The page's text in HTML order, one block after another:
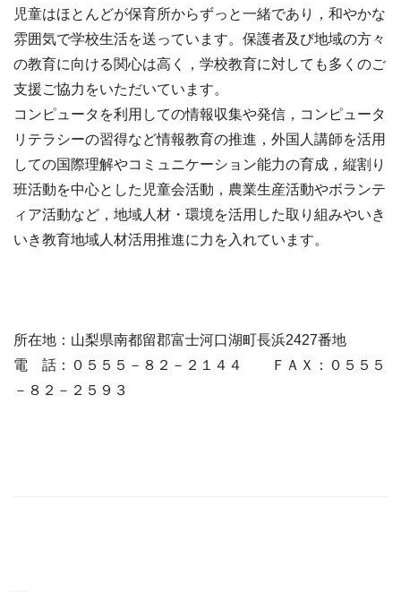
児童はほとんどが保育所からずっと一緒であり，和やかな
雰囲気で学校生活を送っています。保護者及び地域の方々
の教育に向ける関心は高く，学校教育に対しても多くのご
支援ご協力をいただいています。
コンピュータを利用しての情報収集や発信，コンピュータ
リテラシーの習得など情報教育の推進，外国人講師を活用
しての国際理解やコミュニケーション能力の育成，縦割り
班活動を中心とした児童会活動，農業生産活動やボランテ
ィア活動など，地域人材・環境を活用した取り組みやいき
いき教育地域人材活用推進に力を入れています。
所在地：山梨県南都留郡富士河口湖町長浜2427番地
電 話：０５５５－８２－２１４４ ＦＡＸ：０５５５
－８２－２５９３